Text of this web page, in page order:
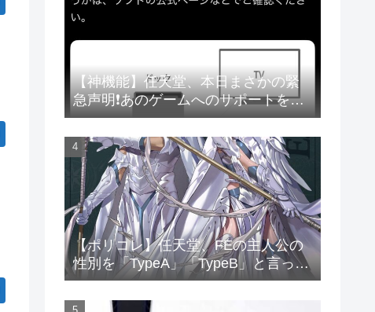
【神機能】任天堂、本日まさかの緊
急声明❗あのゲームへのサポートを徹
底
【ポリコレ】任天堂、FEの主人公の
性別を「TypeA」「TypeB」と言って
しまう…